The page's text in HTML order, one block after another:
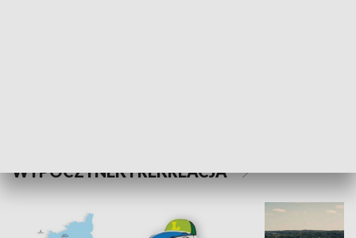
WYPOCZYNEK I REKREACJA